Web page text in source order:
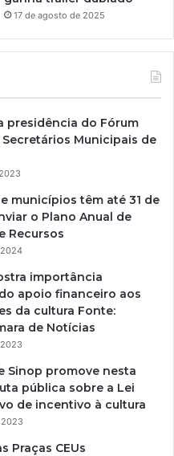
17 de agosto de 2025
presidência do Fórum
Municipais de
municípios têm até 31 de
o Plano Anual de
Recursos
importância
apoio financeiro aos
da cultura Fonte:
de Notícias
Sinop promove nesta
pública sobre a Lei
de incentivo à cultura
Praças CEUs